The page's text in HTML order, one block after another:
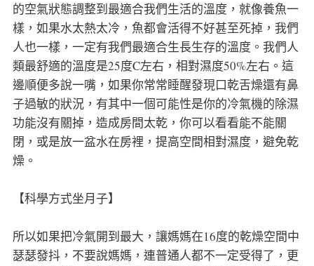
的空氣狀態調整到最適合我們生活的溫度，就像養魚一
樣，如果水太熱太冷，魚都會活得不好甚至死掉，我們
人也一樣，一定有我們最適合生長生存的溫度。我們人
類最舒適的溫度是25度C左右，相對濕度50%左右。這
邊順便多說一嘴，如果你常常睡醒發現口乾舌燥還有鼻
子過敏的狀況，有其中一個可能性是你的冷氣機的除濕
功能沒有關掉，造成房間太乾，你可以看看能不能關
閉，或是放一盆水在房裡，提高空間相對濕度，避免乾
燥。
【科學方式坐月子】
所以如果把冷氣開到最大，讓媽媽在16度的乾燥空間中
瑟瑟發抖，不要說媽媽，連普通人都不一定受得了，更